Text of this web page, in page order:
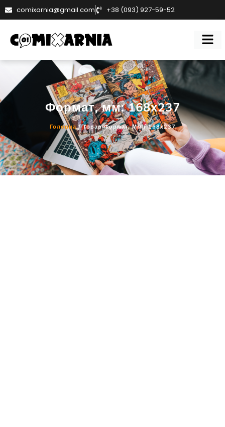
comixarnia@gmail.com +38 (093) 927-59-52
Формат, мм: 168х237
Головна/ Товар Формат, Мм / 168х237